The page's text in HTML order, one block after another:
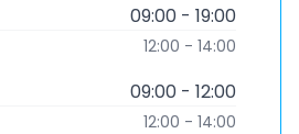
09:00 - 19:00
12:00 - 14:00
09:00 - 12:00
12:00 - 14:00